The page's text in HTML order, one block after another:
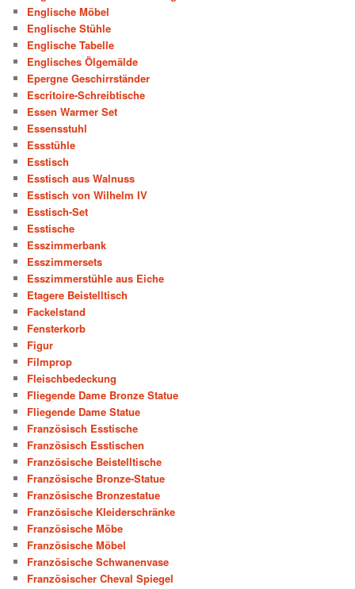
Englische Möbel
Englische Stühle
Englische Tabelle
Englisches Ölgemälde
Epergne Geschirrständer
Escritoire-Schreibtische
Essen Warmer Set
Essensstuhl
Essstühle
Esstisch
Esstisch aus Walnuss
Esstisch von Wilhelm IV
Esstisch-Set
Esstische
Esszimmerbank
Esszimmersets
Esszimmerstühle aus Eiche
Etagere Beistelltisch
Fackelstand
Fensterkorb
Figur
Filmprop
Fleischbedeckung
Fliegende Dame Bronze Statue
Fliegende Dame Statue
Französisch Esstische
Französisch Esstischen
Französische Beistelltische
Französische Bronze-Statue
Französische Bronzestatue
Französische Kleiderschränke
Französische Möbe
Französische Möbel
Französische Schwanenvase
Französischer Cheval Spiegel